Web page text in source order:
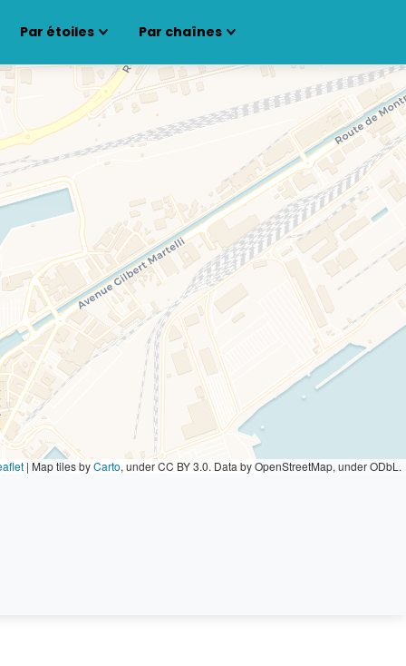
Par étoiles Par chaînes
| Map tiles byCarto, under CC BY 3.0. Data by OpenStreetMap, under ODbL.